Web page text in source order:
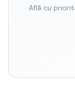
Află cu